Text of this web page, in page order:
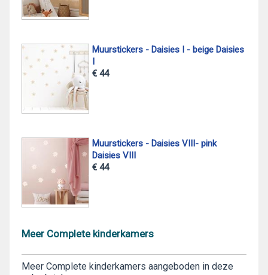
Muurstickers - Daisies I - beige Daisies
€ 44
Muurstickers - Daisies VIII- pink
Daisies VIII
€ 44
Meer Complete kinderkamers
Meer Complete kinderkamers aangeboden in deze